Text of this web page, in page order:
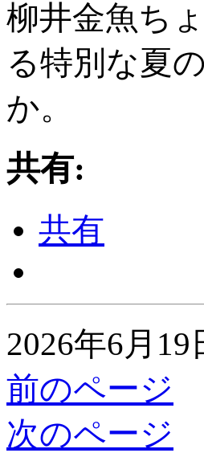
柳井金魚ち
る特別な夏
か。
共有:
共有
2026年6月19
前のページ
次のページ